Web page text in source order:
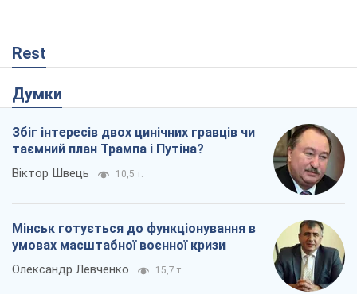
Rest
Думки
Збіг інтересів двох цинічних гравців чи
таємний план Трампа і Путіна?
Віктор Швець 10,5 т.
Мінськ готується до функціонування в
умовах масштабної воєнної кризи
Олександр Левченко 15,7 т.